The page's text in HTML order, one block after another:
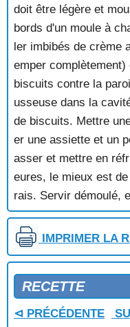
CLEMENTINES AUX
COCKTAIL DE FRUITS
COMPOTE AUX
COMPOTE
COMPOTE
COMPOTE
COMPOTE
COMPOTE
COMPOTE DE
COMPOTE DE
COMPOTE DE
COMPOTE DE
COMPOTE DE
COMPOTE DE RAISINS
COMPOTE DE
CONDE AUX
CONFIT DE POMMES
CORBEILLES AUX
CORN FLAKES
doit être légère et
bords d'un moule à
ler imbibés de crème
emper
biscuits contre la
usseuse dans la
de biscuits. Mettre
er une assiette et un
asser et mettre en
eures, le mieux est
rais. Servir démoulé,
IMPRIMER LA
RECETTE
⊲ PRÉCÉDENTE